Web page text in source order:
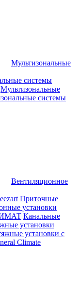
Мультизональные
системы
Мультизональные
системы
Вентиляционное
Приточные
установки
Канальные
установки
установки с
Climate